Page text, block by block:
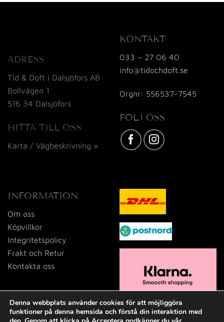
ADRESS
Tid & Doft i Dalsjöfors AB
Bollvägen 1
516 34 Dalsjöfors
HITTA TILL OSS
Karta / Vägbeskrivning »
KONTAKT
033 – 27 06 40
info@tidochdoft.se
Orgnr: 556537-7545
FÖLJ OSS
INFORMATION
Om oss
Köpvillkor
Integritetspolicy
Frakt och Retur
Kontakta oss
Denna webbplats använder cookies för att möjliggöra
funktioner på denna hemsida och förstå din interaktion med